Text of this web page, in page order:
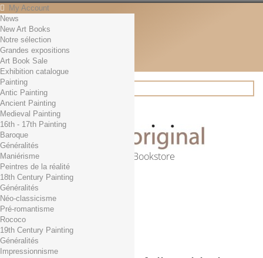
My Account
Contact
English
English
Français
News
Search
Online Art Bookstore
Cart (empty)
No products
Free shipping!
0,00 € Total
Check out
News
New Art Books
Notre sélection
Grandes expositions
Art Book Sale
Exhibition catalogue
Painting
Antic Painting
Ancient Painting
Medieval Painting
16th - 17th Painting
Baroque
Généralités
Maniérisme
Peintres de la réalité
18th Century Painting
Généralités
Néo-classicisme
Pré-romantisme
Rococo
19th Century Painting
Généralités
Impressionnisme